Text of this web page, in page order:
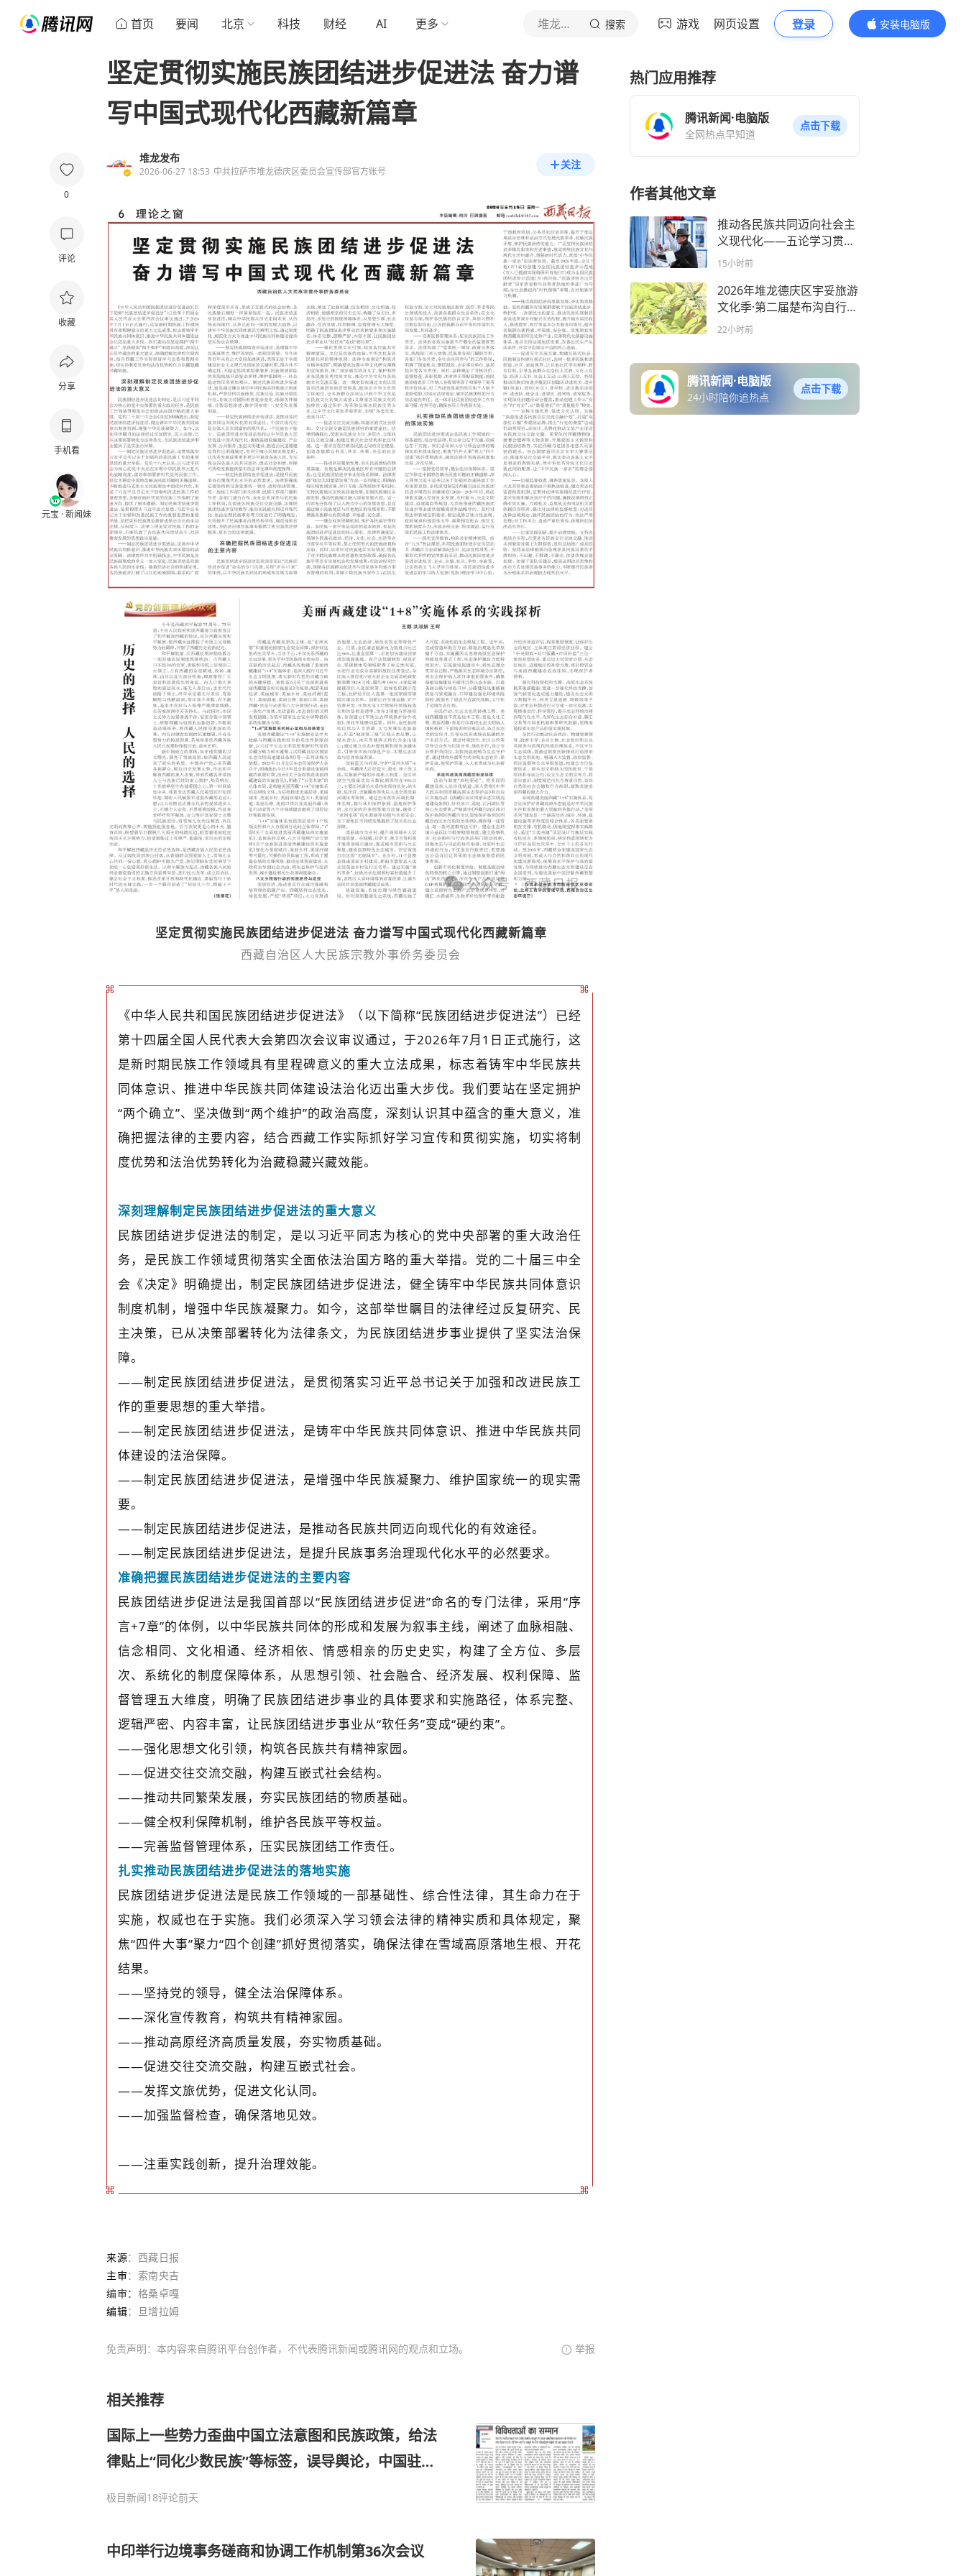
首页 要闻 北京 科技 财经 AI 更多 堆龙发布 搜索 游戏 网页设置 登录
安装电脑版
内容更精彩
0
评论
收藏
分享
手机看
元宝 · 新闻妹
坚定贯彻实施民族团结进步促进法 奋力谱
写中国式现代化西藏新篇章
堆龙发布
2026-06-27 18:53 中共拉萨市堆龙德庆区委员会宣传部官方账号
关注
坚定贯彻实施民族团结进步促进法 奋力谱写中国式现代化西藏新篇章
西藏自治区人大民族宗教外事侨务委员会
《中华人民共和国民族团结进步促进法》（以下简称“民族团结进步促进法”）已经
第十四届全国人民代表大会第四次会议审议通过，于2026年7月1日正式施行，这
是新时期民族工作领域具有里程碑意义的重大立法成果，标志着铸牢中华民族共
同体意识、推进中华民族共同体建设法治化迈出重大步伐。我们要站在坚定拥护
“两个确立”、坚决做到“两个维护”的政治高度，深刻认识其中蕴含的重大意义，准
确把握法律的主要内容，结合西藏工作实际抓好学习宣传和贯彻实施，切实将制
度优势和法治优势转化为治藏稳藏兴藏效能。
深刻理解制定民族团结进步促进法的重大意义
民族团结进步促进法的制定，是以习近平同志为核心的党中央部署的重大政治任
务，是民族工作领域贯彻落实全面依法治国方略的重大举措。党的二十届三中全
会《决定》明确提出，制定民族团结进步促进法，健全铸牢中华民族共同体意识
制度机制，增强中华民族凝聚力。如今，这部举世瞩目的法律经过反复研究、民
主决策，已从决策部署转化为法律条文，为民族团结进步事业提供了坚实法治保
障。
——制定民族团结进步促进法，是贯彻落实习近平总书记关于加强和改进民族工
作的重要思想的重大举措。
——制定民族团结进步促进法，是铸牢中华民族共同体意识、推进中华民族共同
体建设的法治保障。
——制定民族团结进步促进法，是增强中华民族凝聚力、维护国家统一的现实需
要。
——制定民族团结进步促进法，是推动各民族共同迈向现代化的有效途径。
——制定民族团结进步促进法，是提升民族事务治理现代化水平的必然要求。
准确把握民族团结进步促进法的主要内容
民族团结进步促进法是我国首部以“民族团结进步促进”命名的专门法律，采用“序
言+7章”的体例，以中华民族共同体的形成和发展为叙事主线，阐述了血脉相融、
信念相同、文化相通、经济相依、情感相亲的历史史实，构建了全方位、多层
次、系统化的制度保障体系，从思想引领、社会融合、经济发展、权利保障、监
督管理五大维度，明确了民族团结进步事业的具体要求和实施路径，体系完整、
逻辑严密、内容丰富，让民族团结进步事业从“软任务”变成“硬约束”。
——强化思想文化引领，构筑各民族共有精神家园。
——促进交往交流交融，构建互嵌式社会结构。
——推动共同繁荣发展，夯实民族团结的物质基础。
——健全权利保障机制，维护各民族平等权益。
——完善监督管理体系，压实民族团结工作责任。
扎实推动民族团结进步促进法的落地实施
民族团结进步促进法是民族工作领域的一部基础性、综合性法律，其生命力在于
实施，权威也在于实施。我们必须深入学习领会法律的精神实质和具体规定，聚
焦“四件大事”聚力“四个创建”抓好贯彻落实，确保法律在雪域高原落地生根、开花
结果。
——坚持党的领导，健全法治保障体系。
——深化宣传教育，构筑共有精神家园。
——推动高原经济高质量发展，夯实物质基础。
——促进交往交流交融，构建互嵌式社会。
——发挥文旅优势，促进文化认同。
——加强监督检查，确保落地见效。
——注重实践创新，提升治理效能。
来源：西藏日报
主审：索南央吉
编审： 格桑卓嘎
编辑：旦增拉姆
免责声明：本内容来自腾讯平台创作者，不代表腾讯新闻或腾讯网的观点和立场。 举报
相关推荐
国际上一些势力歪曲中国立法意图和民族政策，给法
律贴上“同化少数民族”等标签，误导舆论，中国驻印
极目新闻18评论前天
中印举行边境事务磋商和协调工作机制第36次会议
热门应用推荐
腾讯新闻·电脑版
全网热点早知道
点击下载
作者其他文章
推动各民族共同迈向社会主
义现代化——五论学习贯彻
民族团结进步促进法
15小时前
2026年堆龙德庆区宇妥旅游
文化季·第二届楚布沟自行车
骑行体验活动期间交通管制
22小时前
腾讯新闻·电脑版
24小时陪你追热点
点击下载